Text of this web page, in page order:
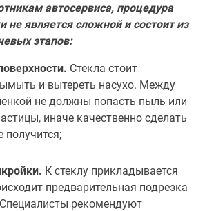
автосервиса, процедура
не является сложной и состоит из
этапов:
Стекла стоит
и вытереть насухо. Между
не должны попасть пыль или
иначе качественно сделать
получится;
К стеклу прикладывается
предварительная подрезка
рекомендуют